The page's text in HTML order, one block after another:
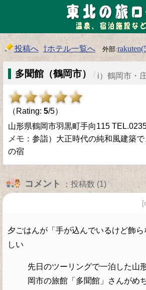
投稿へ ⇧ホテル一覧へ
多聞館（鶴岡市） / i）鶴岡市・
（Rating: 5/5）
山形県鶴岡市羽黒町手向115
参詣）大正時代の純和風建築
の宿
コメント：投稿数 (1)
夕ごはんが「手が込んでいるけど飾
しい
先日のツーリングで一泊した山
岡市の旅館「多聞館」さんがめ